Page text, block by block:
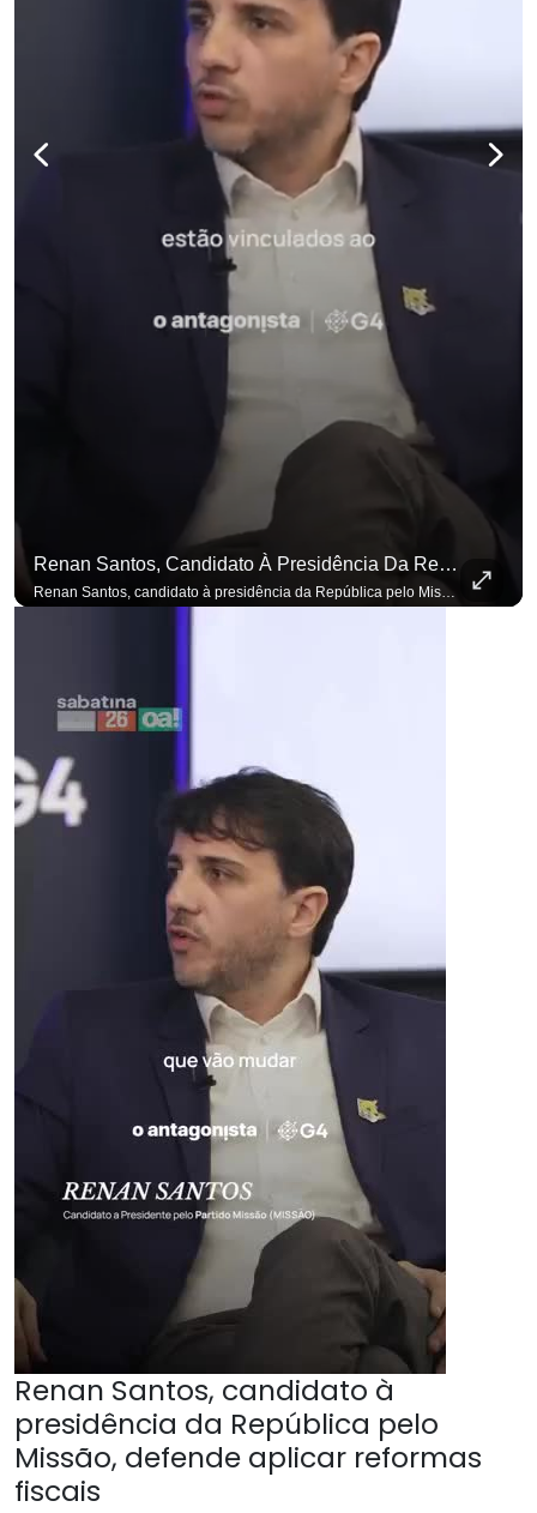
Renan Santos, Candidato À Presidência Da República Pelo Missão, Defende Aplicar Reformas Fiscais
Renan Santos, candidato à presidência da República pelo Missão, defende aplicar reformas fiscais impopulares para conter aumento incontrolado dos gastos e dívida pública, garantindo que essas medidas afetarão positivamente o ambiente econômico no Brasil. Se você busca informação com credibilidade, inscreva-se agora e ative o
Renan Santos, candidato à
presidência da República pelo
Missão, defende aplicar reformas
fiscais